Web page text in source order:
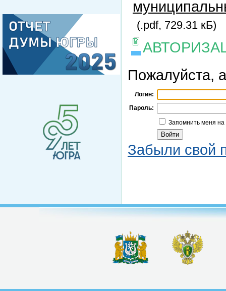
(.pdf, 729.31 кБ)
Пожалуйста,
Логин:
Пароль:
Запомнить меня
Забыли свой